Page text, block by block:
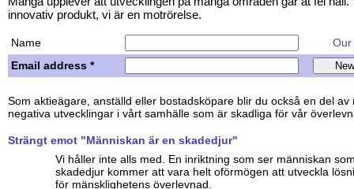
innovativ produkt, vi är en motrörelse.
Name
Our
Email address *
Som aktieägare, anställd eller bostadsköpare blir du också en del
negativa utvecklingar i vårt samhälle som är skadliga för vår
Strängt emot "Människan är en skadedjur"
Vi håller inte alls med. En inriktning som ser människan
skadedjur kommer att vara helt oförmögen att utveckla
för mänsklighetens överlevnad.